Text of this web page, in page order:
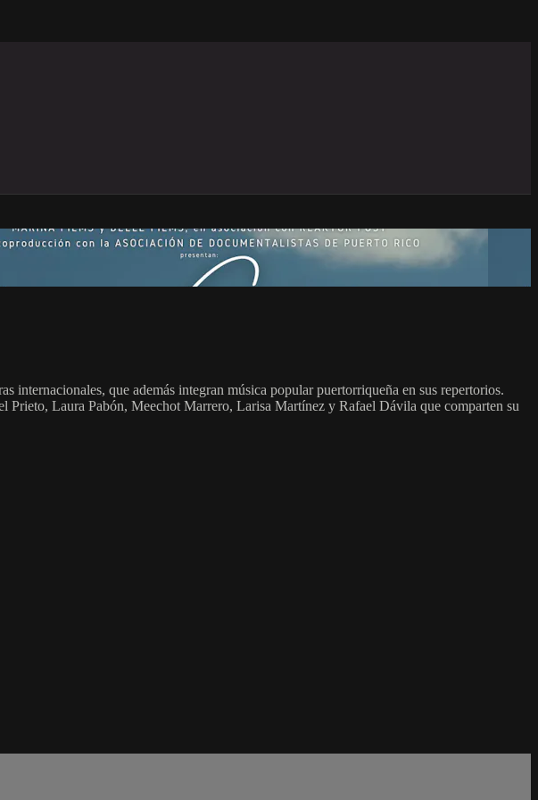
internacionales, que además integran música popular puertorriqueña en sus repertorios.
Prieto, Laura Pabón, Meechot Marrero, Larisa Martínez y Rafael Dávila que comparten su